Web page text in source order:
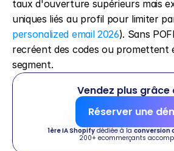
taux d'ouverture supérieurs mais
uniques liés au profil pour limiter
personalized email 2026). Sans
recréent des codes ou promettent
segment.
Vendez plus grâce
Réserver une
1ère IA Shopify dédiée à la conversion
200+ ecommerçants